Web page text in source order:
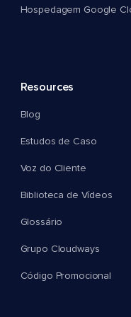
Hospedagem Google
Resources
Blog
Estudos de Caso
Voz do Cliente
Biblioteca de Vídeos
Glossário
Grupo Cloudways
Código Promocional